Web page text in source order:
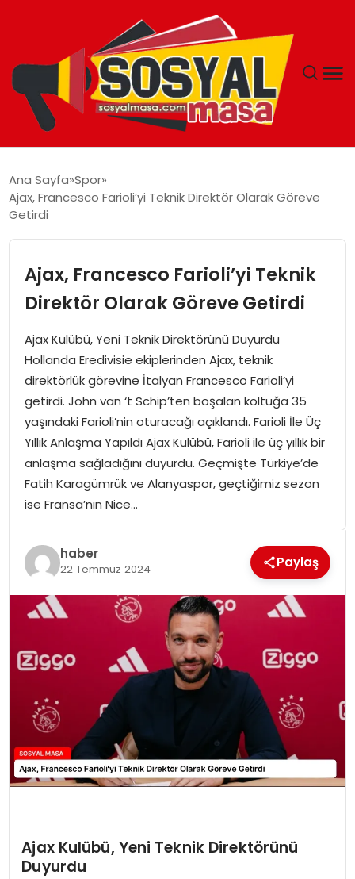
EKONOMI
TEKNOLOJI
EĞITIM
SPOR
GÜNDEM
MAGAZIN
Ana Sayfa Spor
Ajax, Francesco Farioli’yi Teknik Direktör Olarak Göreve
Getirdi
Ajax, Francesco Farioli’yi Teknik
Direktör Olarak Göreve Getirdi
Ajax Kulübü, Yeni Teknik Direktörünü Duyurdu
Hollanda Eredivisie ekiplerinden Ajax, teknik
direktörlük görevine İtalyan Francesco Farioli’yi
getirdi. John van ‘t Schip’ten boşalan koltuğa 35
yaşındaki Farioli’nin oturacağı açıklandı. Farioli İle Üç
Yıllık Anlaşma Yapıldı Ajax Kulübü, Farioli ile üç yıllık bir
anlaşma sağladığını duyurdu. Geçmişte Türkiye’de
Fatih Karagümrük ve Alanyaspor, geçtiğimiz sezon
ise Fransa’nın Nice…
haber
22 Temmuz 2024 Paylaş
Ajax Kulübü, Yeni Teknik Direktörünü
Duyurdu